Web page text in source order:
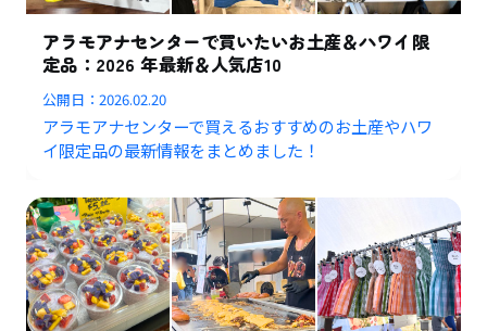
アラモアナセンターで買いたいお土産＆ハワイ限
定品：2026 年最新＆人気店10
公開日：2026.02.20
アラモアナセンターで買えるおすすめのお土産やハワ
イ限定品の最新情報をまとめました！